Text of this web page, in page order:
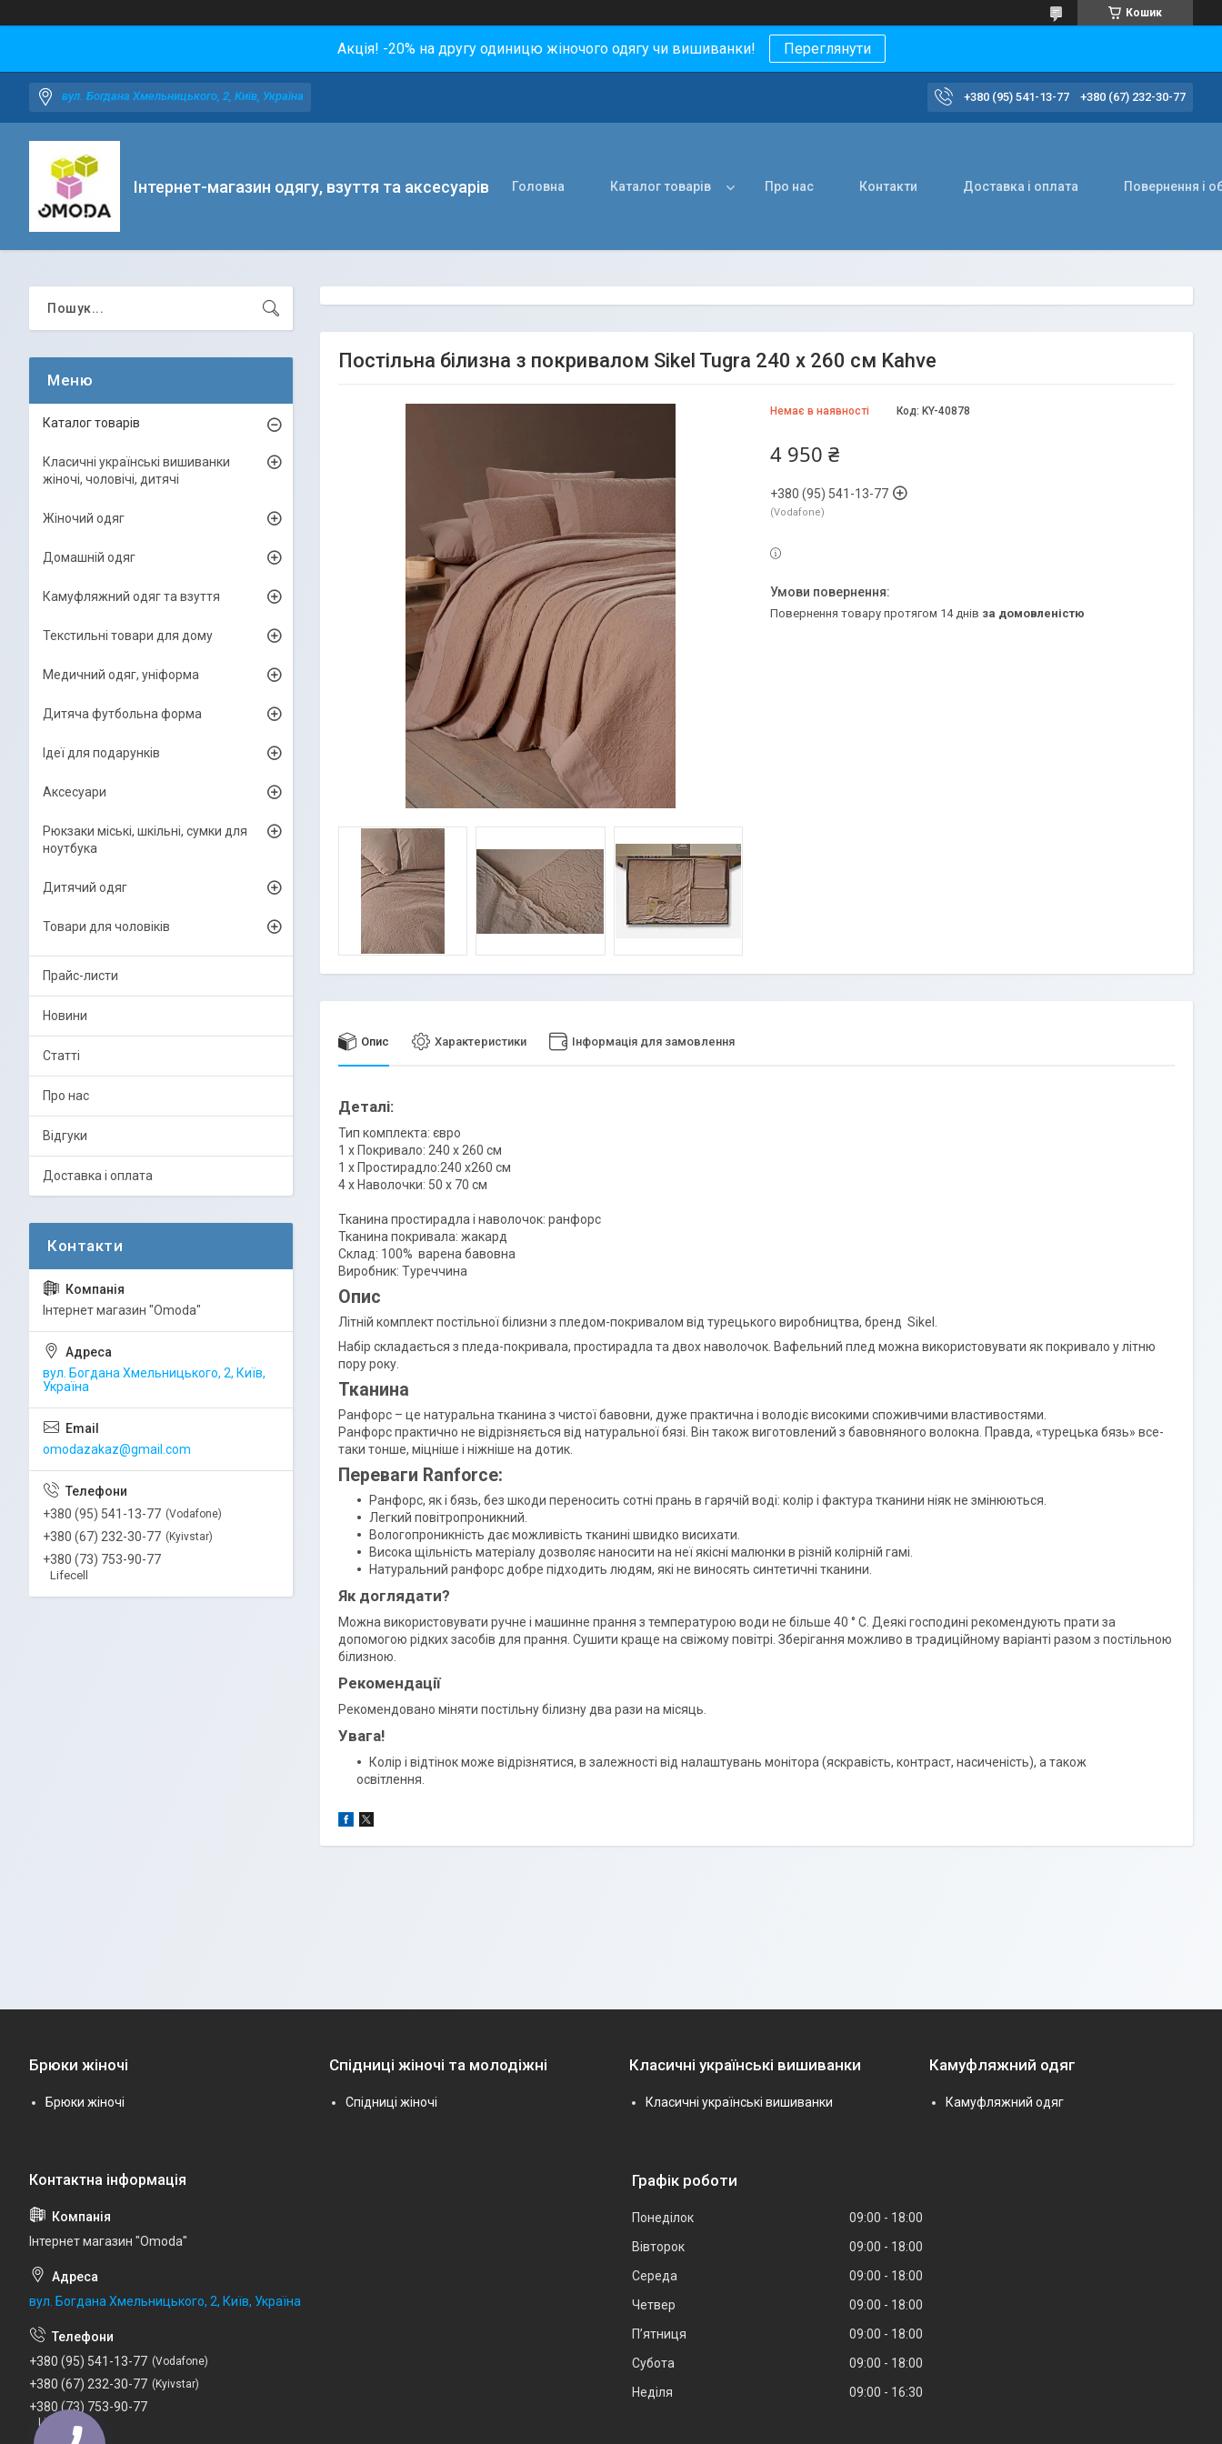
Кошик
Акція! -20% на другу одиницю жіночого одягу чи вишиванки! Переглянути
вул. Богдана Хмельницького, 2, Київ, Україна +380 (95) 541-13-77 +380 (67) 232-30-77
Інтернет-магазин одягу, взуття та аксесуарів Головна Каталог товарів Про нас Контакти Доставка і оплата Повернення і
Постільна білизна з покривалом Sikel Tugra 240 х 260 см Kahve
Немає в наявності Код: KY-40878
4 950 ₴
+380 (95) 541-13-77
Vodafone
повернення товару протягом 14 днів за домовленістю
Опис Характеристики Інформація для замовлення
Деталі:
Тип комплекта: євро
1 х Покривало: 240 х 260 см
1 х Простирадло:240 х260 см
4 х Наволочки: 50 х 70 см
Тканина простирадла і наволочок: ранфорс
Тканина покривала: жакард
Склад: 100% варена бавовна
Виробник: Туреччина
Опис
Літній комплект постільної білизни з пледом-покривалом від турецького виробництва, бренд Sikel.
Набір складається з пледа-покривала, простирадла та двох наволочок. Вафельний плед можна використовувати як покривало у літню
пору року.
Тканина
Ранфорс – це натуральна тканина з чистої бавовни, дуже практична і володіє високими споживчими властивостями.
Ранфорс практично не відрізняється від натуральної бязі. Він також виготовлений з бавовняного волокна. Правда, «турецька бязь» все-
таки тонше, міцніше і ніжніше на дотик.
Переваги Ranforce:
Ранфорс, як і бязь, без шкоди переносить сотні прань в гарячій воді: колір і фактура тканини ніяк не змінюються.
Легкий повітропроникний.
Вологопроникність дає можливість тканині швидко висихати.
Висока щільність матеріалу дозволяє наносити на неї якісні малюнки в різній колірній гамі.
Натуральний ранфорс добре підходить людям, які не виносять синтетичні тканини.
Як доглядати?
Можна використовувати ручне і машинне прання з температурою води не більше 40 ° C. Деякі господині рекомендують прати за
допомогою рідких засобів для прання. Сушити краще на свіжому повітрі. Зберігання можливо в традиційному варіанті разом з постільною
білизною.
Рекомендації
Рекомендовано міняти постільну білизну два рази на місяць.
Увага!
Колір і відтінок може відрізнятися, в залежності від налаштувань монітора (яскравість, контраст, насиченість), а також
освітлення.
Каталог товарів
Класичні українські вишиванки
жіночі, чоловічі, дитячі
Жіночий одяг
Домашній одяг
Камуфляжний одяг та взуття
Текстильні товари для дому
Медичний одяг, уніформа
Дитяча футбольна форма
Ідеї для подарунків
Аксесуари
Рюкзаки міські, шкільні, сумки для
ноутбука
Дитячий одяг
Товари для чоловіків
Прайс-листи
Новини
Статті
Про нас
Відгуки
Доставка і оплата
Інтернет магазин "Omoda"
вул. Богдана Хмельницького, 2, Київ,
Україна
omodazakaz@gmail.com
+380 (95) 541-13-77 Vodafone
+380 (67) 232-30-77 Kyivstar
+380 (73) 753-90-77
Lifecell
Брюки жіночі
Брюки жіночі
Спідниці жіночі та молодіжні
Спідниці жіночі
Класичні українські вишиванки
Класичні українські вишиванки
Камуфляжний одяг
Камуфляжний одяг
Інтернет магазин "Omoda"
вул. Богдана Хмельницького, 2, Київ, Україна
+380 (95) 541-13-77 Vodafone
+380 (67) 232-30-77 Kyivstar
+380 (73) 753-90-77
Lifecell
Графік роботи
Понеділок 09:00
18:00
Вівторок
09:00
18:00
Середа
09:00
18:00
Четвер
09:00
18:00
Пʼятниця
09:00
18:00
Субота
09:00
18:00
Неділя
09:00 16:30